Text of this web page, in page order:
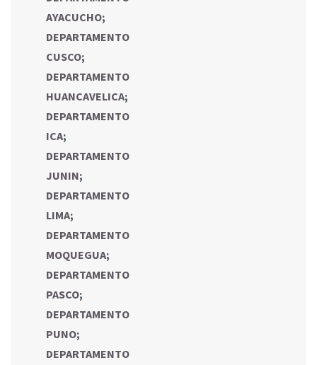
AYACUCHO;
DEPARTAMENTO
CUSCO;
DEPARTAMENTO
HUANCAVELICA;
DEPARTAMENTO
ICA;
DEPARTAMENTO
JUNIN;
DEPARTAMENTO
LIMA;
DEPARTAMENTO
MOQUEGUA;
DEPARTAMENTO
PASCO;
DEPARTAMENTO
PUNO;
DEPARTAMENTO